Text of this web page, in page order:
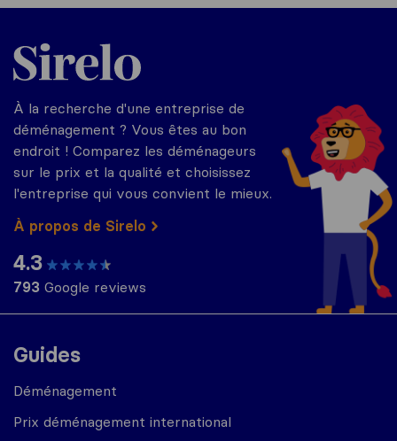
Guides
Déménagement
Prix déménagement international
Sirelo.fr
À la recherche d'une entreprise de
déménagement ? Vous êtes au bon
endroit ! Comparez les déménageurs
sur le prix et la qualité et choisissez
l'entreprise qui vous convient le mieux.
À propos de Sirelo
4.3
793 Google reviews